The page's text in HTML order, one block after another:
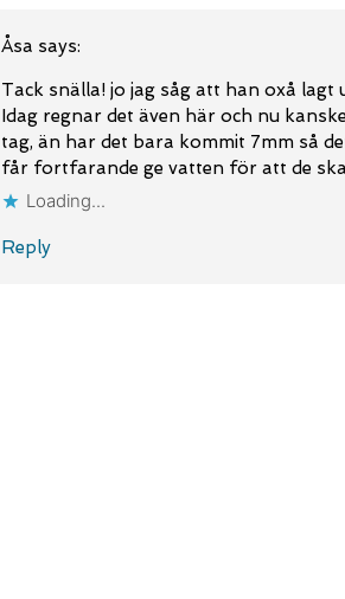
Åsa says:
Tack snälla! jo jag såg att han oxå lagt
Idag regnar det även här och nu
tag, än har det bara kommit 7mm så
får fortfarande ge vatten för att de
Loading...
Reply